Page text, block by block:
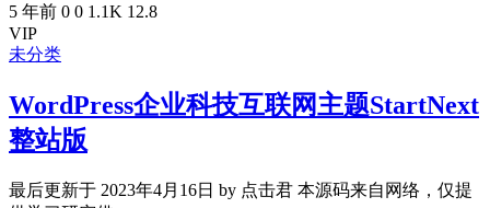
5 年前 0 0 1.1K 12.8
VIP
未分类
WordPress企业科技互联网主题StartNext
整站版
最后更新于 2023年4月16日 by 点击君 本源码来自网络，仅提